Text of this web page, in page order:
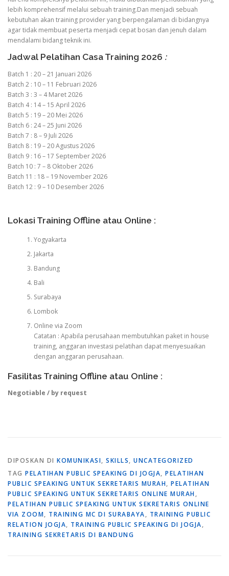
lebih komprehensif melalui sebuah training.Dan menjadi sebuah
kebutuhan akan training provider yang berpengalaman di bidangnya
agar tidak membuat peserta menjadi cepat bosan dan jenuh dalam
mendalami bidang teknik ini.
Jadwal Pelatihan Casa Training 2026 :
Batch 1 : 20 – 21 Januari 2026
Batch 2 : 10 – 11 Februari 2026
Batch 3 : 3 – 4 Maret 2026
Batch 4 : 14 – 15 April 2026
Batch 5 : 19 – 20 Mei 2026
Batch 6 : 24 – 25 Juni 2026
Batch 7 : 8 – 9 Juli 2026
Batch 8 : 19 – 20 Agustus 2026
Batch 9 : 16 – 17 September 2026
Batch 10 : 7 – 8 Oktober 2026
Batch 11 : 18 – 19 November 2026
Batch 12 : 9 – 10 Desember 2026
Lokasi Training Offline atau Online :
Yogyakarta
Jakarta
Bandung
Bali
Surabaya
Lombok
Online via Zoom
Catatan : Apabila perusahaan membutuhkan paket in house
training, anggaran investasi pelatihan dapat menyesuaikan
dengan anggaran perusahaan.
Fasilitas Training Offline atau Online :
Negotiable / by request
DIPOSKAN DI KOMUNIKASI, SKILLS, UNCATEGORIZED
TAG PELATIHAN PUBLIC SPEAKING DI JOGJA, PELATIHAN
PUBLIC SPEAKING UNTUK SEKRETARIS MURAH, PELATIHAN
PUBLIC SPEAKING UNTUK SEKRETARIS ONLINE MURAH,
PELATIHAN PUBLIC SPEAKING UNTUK SEKRETARIS ONLINE
VIA ZOOM, TRAINING MC DI SURABAYA, TRAINING PUBLIC
RELATION JOGJA, TRAINING PUBLIC SPEAKING DI JOGJA,
TRAINING SEKRETARIS DI BANDUNG